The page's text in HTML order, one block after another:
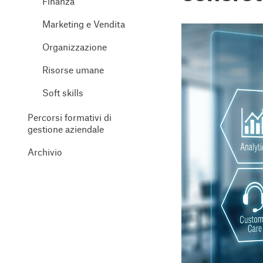
Marketing e Vendita
Organizzazione
Risorse umane
Soft skills
Percorsi formativi di
gestione aziendale
Archivio